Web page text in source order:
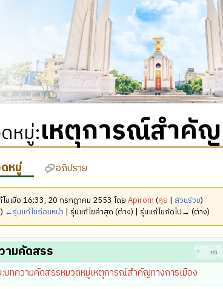
หมู่:เหตุการณ์สำคัญ
หมู่ อภิปราย
ขเมื่อ 16:33, 20 กรกฎาคม 2553 โดยApirom (คุย | ส่วนร่วม)
) ←รุ่นแก้ไขก่อนหน้า | รุ่นแก้ไขล่าสุด (ต่าง) | รุ่นแก้ไขถัดไป→ (ต่าง)
ามคัดสรร
บทความคัดสรรหมวดหมู่เหตุการณ์สำคัญทางการเมือง